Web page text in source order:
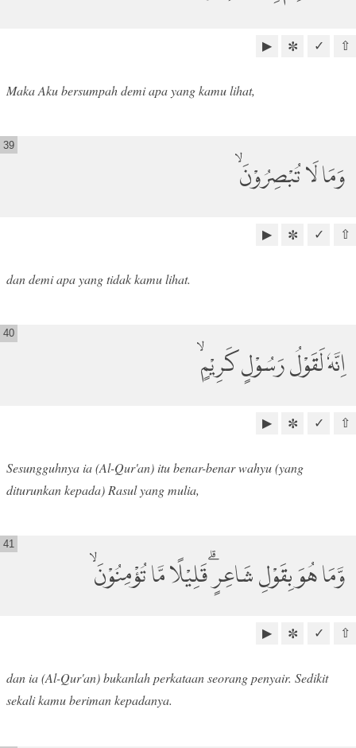
⇧
✓
✼
▶
Maka Aku bersumpah demi apa yang kamu lihat,
وَمَا لَا تُبْصِرُوْنَۙ
39
⇧
✓
✼
▶
dan demi apa yang tidak kamu lihat.
اِنَّهٗ لَقَوْلُ رَسُوْلٍ كَرِيْمٍۙ
40
⇧
✓
✼
▶
Sesungguhnya ia (Al-Qur'an) itu benar-benar wahyu (yang
diturunkan kepada) Rasul yang mulia,
وَّمَا هُوَ بِقَوْلِ شَاعِرٍۗ قَلِيْلًا مَّا تُؤْمِنُوْنَۙ
41
⇧
✓
✼
▶
dan ia (Al-Qur'an) bukanlah perkataan seorang penyair. Sedikit
sekali kamu beriman kepadanya.